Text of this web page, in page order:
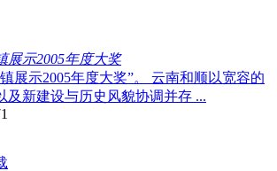
展示2005年度大奖
展示2005年度大奖”。 云南和顺以宽容的
及新建设与历史风貌协调并存 ...